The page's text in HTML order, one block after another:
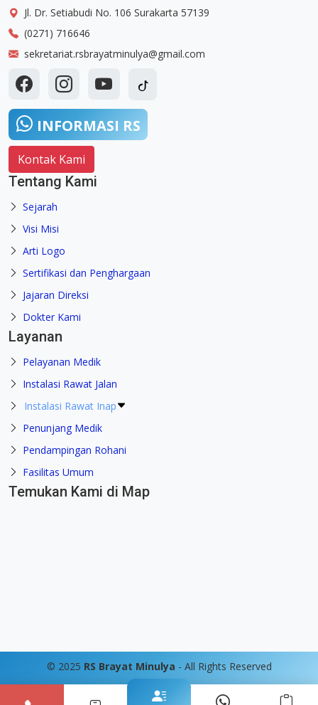
Jl. Dr. Setiabudi No. 106 Surakarta 57139
(0271) 716646
sekretariat.rsbrayatminulya@gmail.com
INFORMASI RS
Kontak Kami
Tentang Kami
Sejarah
Visi Misi
Arti Logo
Sertifikasi dan Penghargaan
Jajaran Direksi
Dokter Kami
Layanan
Pelayanan Medik
Instalasi Rawat Jalan
Instalasi Rawat Inap
Penunjang Medik
Pendampingan Rohani
Fasilitas Umum
Temukan Kami di Map
© 2025 RS Brayat Minulya - All Rights Reserved